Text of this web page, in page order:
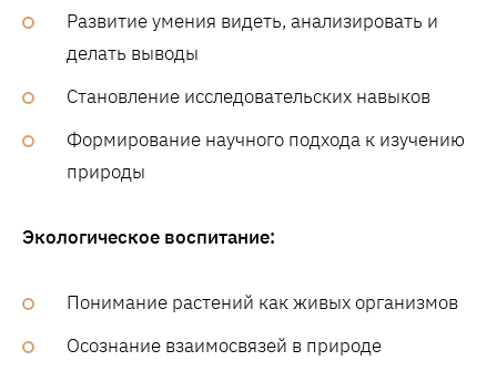
Развитие умения видеть, анализировать и
делать выводы
Становление исследовательских навыков
Формирование научного подхода к изучению
природы
Экологическое воспитание:
Понимание растений как живых организмов
Осознание взаимосвязей в природе